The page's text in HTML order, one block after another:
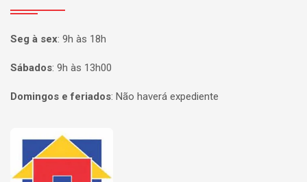
Seg à sex: 9h às 18h
Sábados: 9h às 13h00
Domingos e feriados: Não haverá expediente
Página inicial